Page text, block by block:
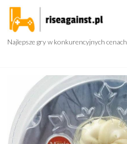
Przejdź
treści
Najlepsze gry w konkurencyjnych cenach